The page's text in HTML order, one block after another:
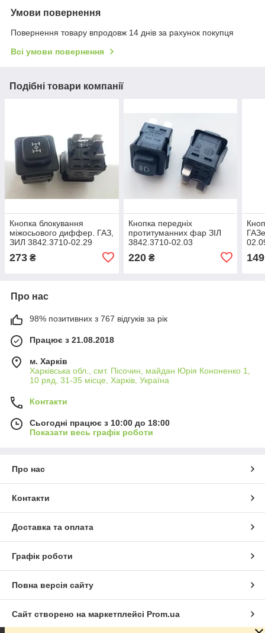
Умови повернення
Повернення товару впродовж 14 днів за рахунок покупця
Всі умови повернення
Подібні товари компанії
Кнопка блокування
міжосьового диффер. ГАЗ,
ЗИЛ 3842.3710-02.29
273 ₴
Кнопка передніх
протитуманних фар ЗІЛ
3842.3710-02.03
220₴ 149
Про нас
98% позитивних з 767 відгуків за рік
Працює з 21.08.2018
м. Харків
Харківська обл., смт. Пісочин, майдан Юрія Кононенко 1,
10 ряд, 31-35 місце, Харків, Україна
Контакти
Сьогодні працює з 10:00 до 18:00
Показати весь графік роботи
Про нас
Контакти
Доставка та оплата
Графік роботи
Повна версія сайту
Сайт створено на маркетплейсі Prom.ua